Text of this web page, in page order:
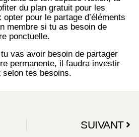
du plan gratuit pour les
pour le partage d’éléments
membre si tu as besoin de
ponctuelle.
vas avoir besoin de partager
permanente, il faudra investir
selon tes besoins.
SUIVANT